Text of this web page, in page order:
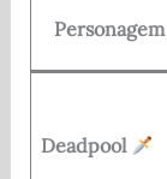
Personagem
Deadpool